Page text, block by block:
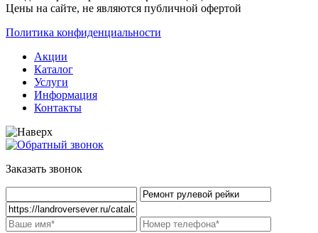
Цены на сайте, не являются публичной офертой
Политика конфиденциальности
Акции
Каталог
Услуги
Информация
Контакты
Заказать звонок